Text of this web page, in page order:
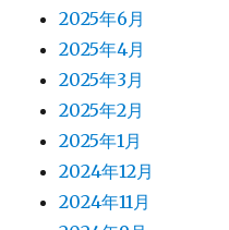
2025年6月
2025年4月
2025年3月
2025年2月
2025年1月
2024年12月
2024年11月